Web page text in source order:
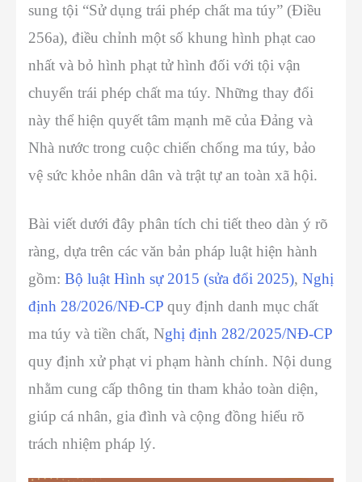
sung tội “Sử dụng trái phép chất ma túy” (Điều
256a), điều chỉnh một số khung hình phạt cao
nhất và bỏ hình phạt tử hình đối với tội vận
chuyển trái phép chất ma túy. Những thay đổi
này thể hiện quyết tâm mạnh mẽ của Đảng và
Nhà nước trong cuộc chiến chống ma túy, bảo
vệ sức khỏe nhân dân và trật tự an toàn xã hội.
Bài viết dưới đây phân tích chi tiết theo dàn ý rõ
ràng, dựa trên các văn bản pháp luật hiện hành
gồm: Bộ luật Hình sự 2015 (sửa đổi 2025), Nghị
định 28/2026/NĐ-CP quy định danh mục chất
ma túy và tiền chất, Nghị định 282/2025/NĐ-CP
quy định xử phạt vi phạm hành chính. Nội dung
nhằm cung cấp thông tin tham khảo toàn diện,
giúp cá nhân, gia đình và cộng đồng hiểu rõ
trách nhiệm pháp lý.